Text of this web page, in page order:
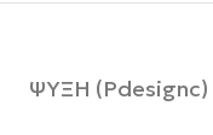
ΨΥΞΗ (Pdesignc)